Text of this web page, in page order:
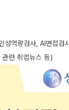
성역량검사, AI면접검
련 취업뉴스 등)